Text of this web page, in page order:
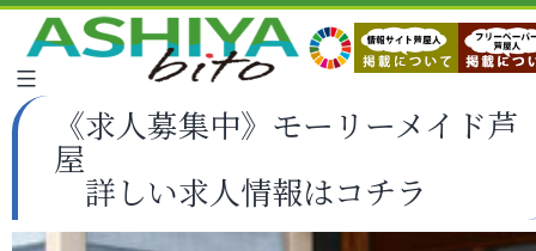
《求人募集中》モーリーメイド芦
屋
詳しい求人情報はコチラ